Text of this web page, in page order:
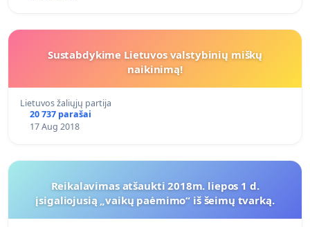
Sustabdykime Lietuvos valstybinių miškų
naikinimą!
Lietuvos žaliųjų partija
20 737 parašai
17 Aug 2018
Reikalavimas atšaukti 2018m. liepos 1 d.
įsigaliojusią „vaikų paėmimo“ iš šeimų tvarką.